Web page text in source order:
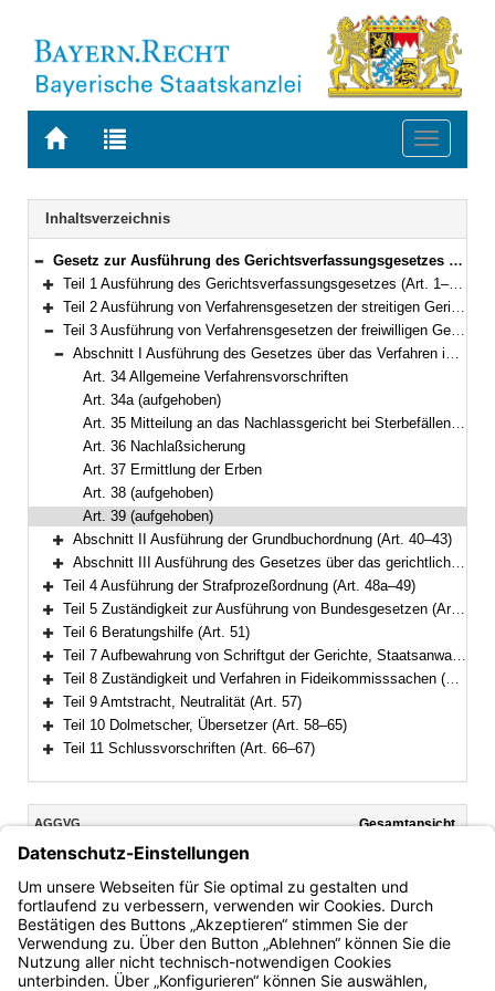
Zur
BAYERN.RECHT
Zur
letzten
Suche
Toggle
Navigation
Inhaltsverzeichnis
Bereich reduzieren
Gesetz zur Ausführung des Gerichtsverfassungsgesetzes und von Verfahrensgesetzen des Bundes (Gerichtsverfassungsausführungsgesetz – AGGVG) Vom 23. Juni 1981 (BayRS IV S. 483) BayRS 300-1-1-J (Art. 1–67)
Bereich erweitern
Teil 1 Ausführung des Gerichtsverfassungsgesetzes (Art. 1–21)
Bereich erweitern
Teil 2 Ausführung von Verfahrensgesetzen der streitigen Gerichtsbarkeit (Art. 22–33)
Bereich reduzieren
Teil 3 Ausführung von Verfahrensgesetzen der freiwilligen Gerichtsbarkeit (Art. 34–48)
Bereich reduzieren
Abschnitt I Ausführung des Gesetzes über das Verfahren in Familiensachen und in den Angelegenheiten der freiwilligen Gerichtsbarkeit (Art. 34–39)
Art. 34 Allgemeine Verfahrensvorschriften
Art. 34a (aufgehoben)
Art. 35 Mitteilung an das Nachlassgericht bei Sterbefällen außerhalb des Bundesgebietes
Art. 36 Nachlaßsicherung
Art. 37 Ermittlung der Erben
Art. 38 (aufgehoben)
Art. 39 (aufgehoben)
Bereich erweitern
Abschnitt II Ausführung der Grundbuchordnung (Art. 40–43)
Bereich erweitern
Abschnitt III Ausführung des Gesetzes über das gerichtliche Verfahren in Landwirtschaftssachen (Art. 44–48)
Bereich erweitern
Teil 4 Ausführung der Strafprozeßordnung (Art. 48a–49)
Bereich erweitern
Teil 5 Zuständigkeit zur Ausführung von Bundesgesetzen (Art. 50)
Bereich erweitern
Teil 6 Beratungshilfe (Art. 51)
Bereich erweitern
Teil 7 Aufbewahrung von Schriftgut der Gerichte, Staatsanwaltschaften und Justizvollzugsbehörden (Art. 52–53)
Bereich erweitern
Teil 8 Zuständigkeit und Verfahren in Fideikommisssachen (Art. 54–56)
Bereich erweitern
Teil 9 Amtstracht, Neutralität (Art. 57)
Bereich erweitern
Teil 10 Dolmetscher, Übersetzer (Art. 58–65)
Teil 11 Schlussvorschriften (Art. 66–67)
Inhalt
AGGVG
Fassung: 23.06.1981
Gesamtansicht
Art. 39 (aufgehoben)
Bayern.de